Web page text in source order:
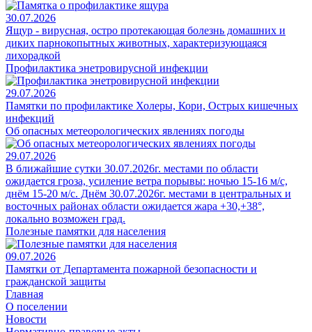
30.07.2026
Ящур - вирусная, остро протекающая болезнь домашних и
диких парнокопытных животных, характеризующаяся
лихорадкой
Профилактика энетровирусной инфекции
29.07.2026
Памятки по профилактике Холеры, Кори, Острых кишечных
инфекций
Об опасных метеорологических явлениях погоды
29.07.2026
В ближайшие сутки 30.07.2026г. местами по области
ожидается гроза, усиление ветра порывы: ночью 15-16 м/с,
днём 15-20 м/с. Днём 30.07.2026г. местами в центральных и
восточных районах области ожидается жара +30,+38°,
локально возможен град.
Полезные памятки для населения
09.07.2026
Памятки от Департамента пожарной безопасности и
гражданской защиты
Главная
О поселении
Новости